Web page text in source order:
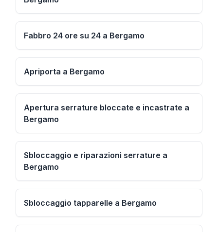
Fabbro 24 ore su 24 a Bergamo
Apriporta a Bergamo
Apertura serrature bloccate e incastrate a
Bergamo
Sbloccaggio e riparazioni serrature a
Bergamo
Sbloccaggio tapparelle a Bergamo